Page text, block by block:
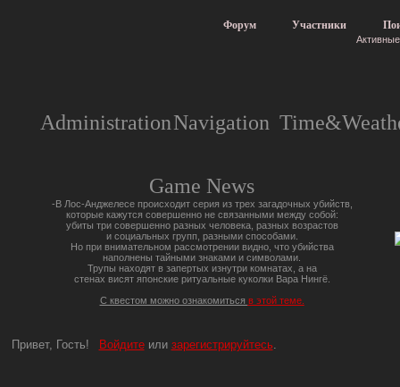
Форум Участники
AdministrationNavigation
Game News
-В Лос-Анджелесе происходит серия из трех загадочных убийств,
которые кажутся совершенно не связанными между собой:
убиты три совершенно разных человека, разных возрастов
и социальных групп, разными способами.
Но при внимательном рассмотрении видно, что убийства
наполнены тайными знаками и символами.
Трупы находят в запертых изнутри комнатах, а на
стенах висят японские ритуальные куколки Вара Нингё.
С квестом можно ознакомиться в этой теме.
Привет, Гость! Войдитеили зарегистрируйтесь.